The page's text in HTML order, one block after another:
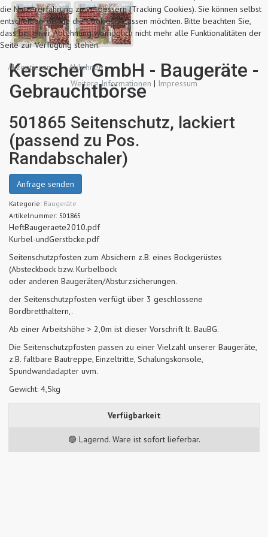
Kerscher GmbH - Baugeräte -
Gebrauchtbörse
501865 Seitenschutz, lackiert
(passend zu Pos.
Randabschaler)
Anfrage senden
Kategorie: Baugeräte
Artikelnummer: 501865
HeftBaugeraete2010.pdf
Kurbel-undGerstbcke.pdf
Seitenschutzpfosten zum Absichern z.B. eines Bockgerüstes
(Absteckbock bzw. Kurbelbock
oder anderen Baugeräten/Absturzsicherungen.
der Seitenschutzpfosten verfügt über 3 geschlossene
Bordbretthaltern,.
Ab einer Arbeitshöhe > 2,0m ist dieser Vorschrift lt. BauBG.
Die Seitenschutzpfosten passen zu einer Vielzahl unserer Baugeräte,
z.B. faltbare Bautreppe, Einzeltritte, Schalungskonsole,
Spundwandadapter uvm.
Gewicht: 4,5kg
Verfügbarkeit
🟢 Lagernd. Ware ist sofort lieferbar.
die Nutzererfahrung zu verbessern (Tracking Cookies). Sie können selbst
entscheiden, ob Sie die Cookies zulassen möchten. Bitte beachten Sie,
dass bei einer Ablehnung womöglich nicht mehr alle Funktionalitäten der
Seite zur Verfügung stehen.
Akzeptieren
Ablehnen
Weitere Informationen | Impressum